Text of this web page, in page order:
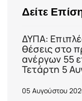
Δείτε
ΔΥΠΑ:
θέσεις στο
ανέργων 55
Τετάρτη 5
05 Αυγούστου